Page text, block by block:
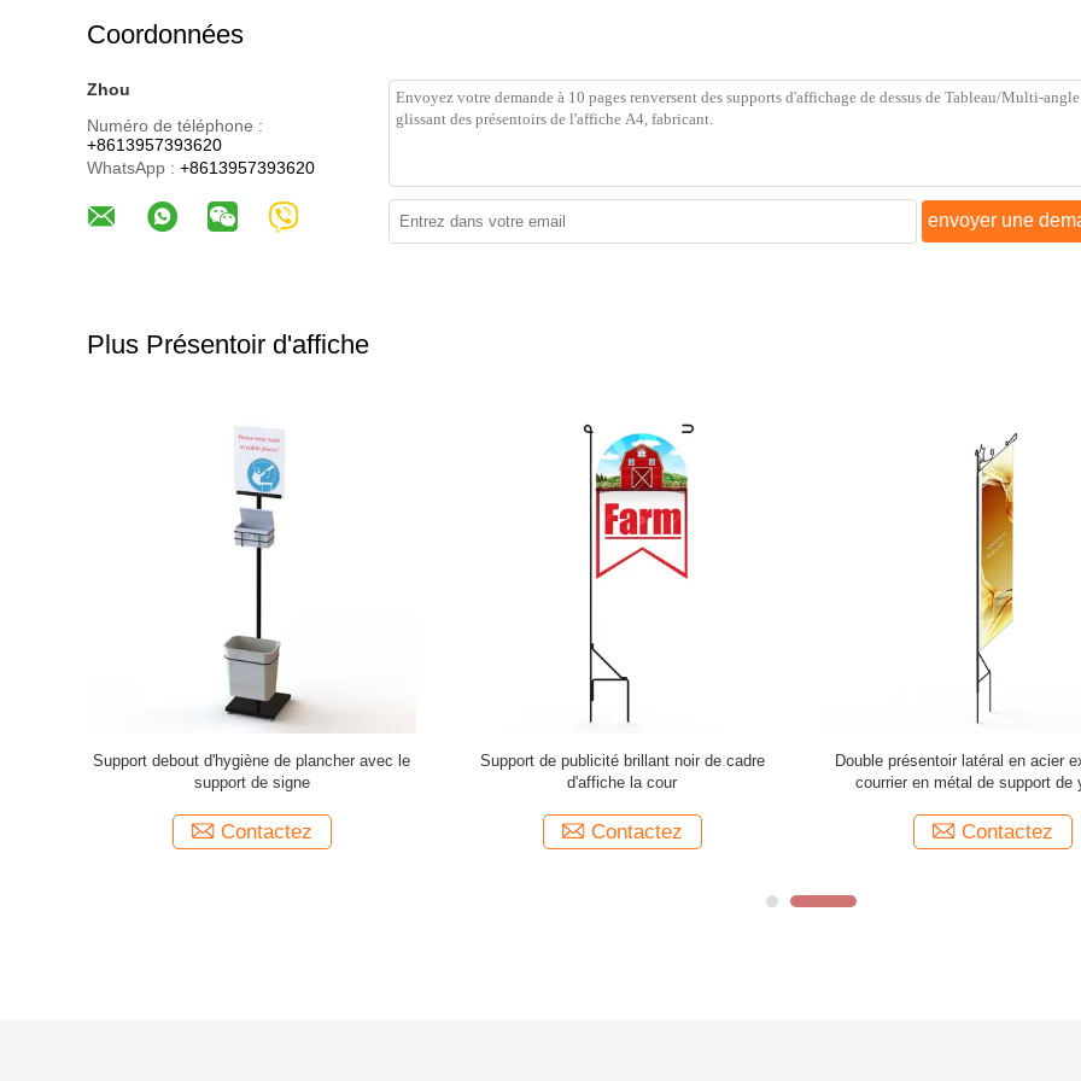
Coordonnées
Zhou
Numéro de téléphone :
+8613957393620
WhatsApp : +8613957393620
envoyer une
Plus Présentoir d'affiche
Support debout d'hygiène de plancher avec le
support de signe
Contactez
Support de publicité brillant noir de cadre
d'affiche la cour
Contactez
Double présentoir latéral en acier
courrier en métal de support de
Contactez